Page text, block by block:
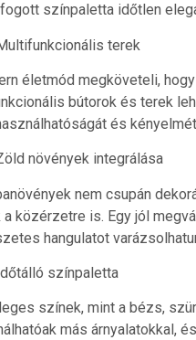
színpaletta időtlen
terek
életmód megköveteli,
bútorok és terek
és
növények integrálása
nem csupán
a közérzetre is. Egy jól
hangulatot
színpaletta
színek, mint a bézs,
más árnyalatokkal,